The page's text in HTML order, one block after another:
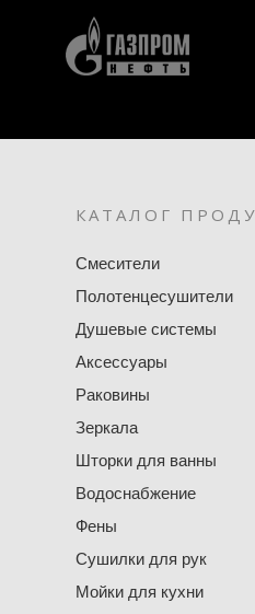
КАТАЛОГ
Смесители
Полотенцесушители
Душевые системы
Аксессуары
Раковины
Зеркала
Шторки для ванны
Водоснабжение
Фены
Сушилки для рук
Мойки для кухни